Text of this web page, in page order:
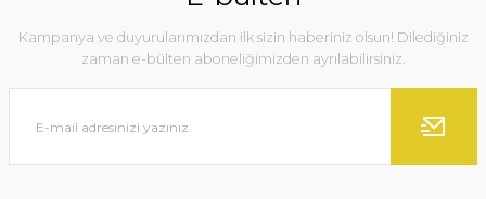
Kampanya ve duyurularımızdan ilk sizin haberiniz olsun! Dilediğiniz
zaman e-bülten aboneliğimizden ayrılabilirsiniz.